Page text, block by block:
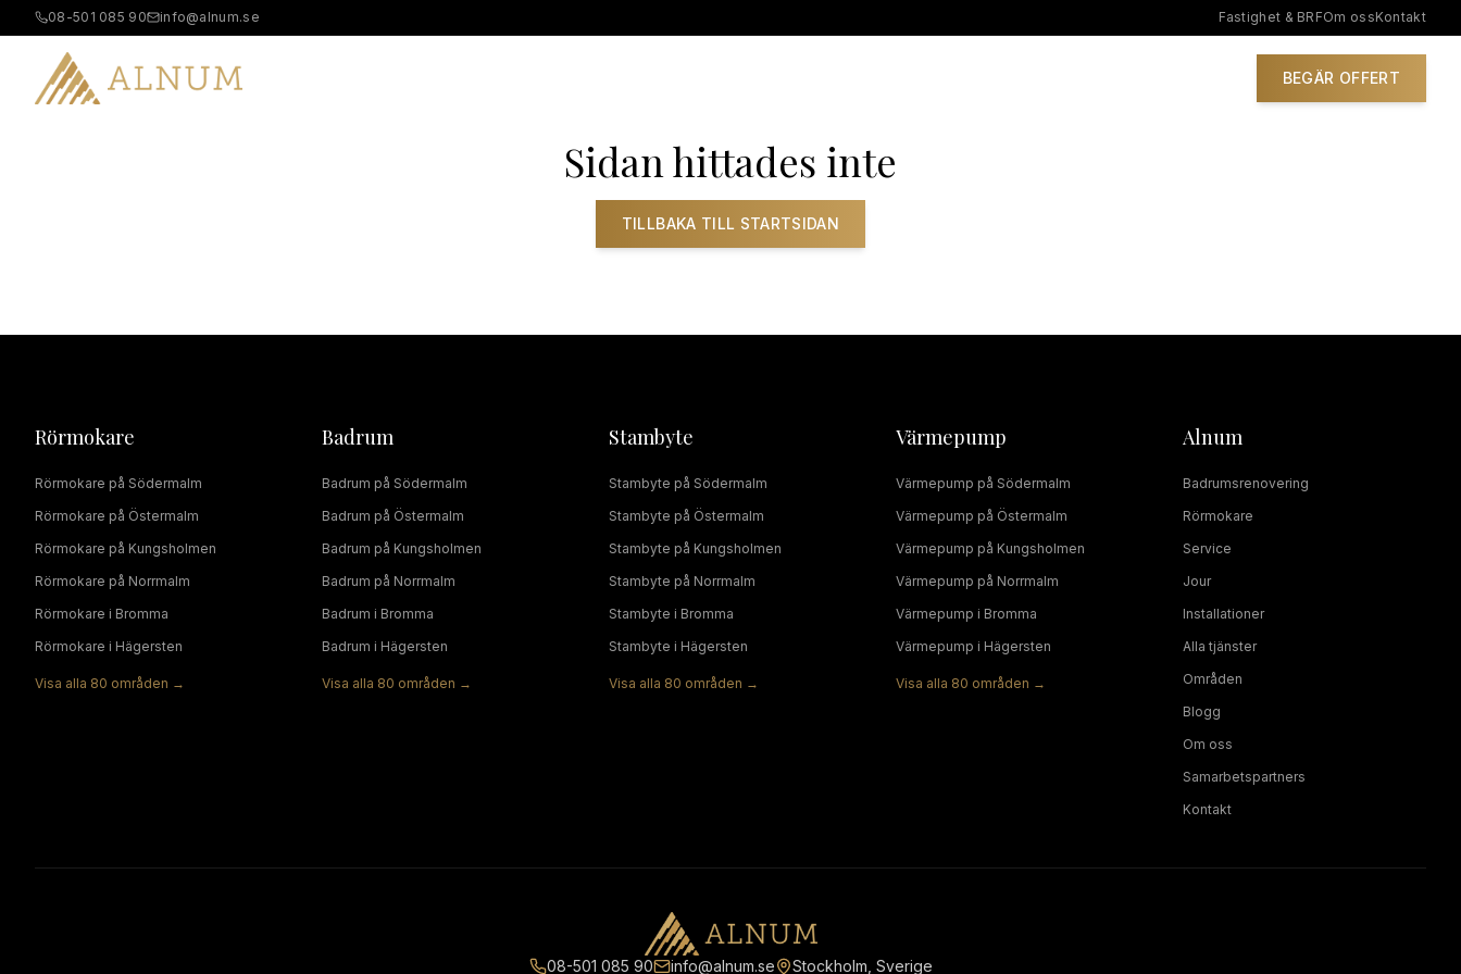
08-501 085 90 info@alnum.se Fastighet & BRFOm ossKontakt
BEGÄR OFFERT
Sidan hittades inte
TILLBAKA TILL STARTSIDAN
Rörmokare
Rörmokare på Södermalm
Rörmokare på Östermalm
Rörmokare på Kungsholmen
Rörmokare på Norrmalm
Rörmokare i Bromma
Rörmokare i Hägersten
Visa alla 80 områden →
Badrum
Badrum på Södermalm
Badrum på Östermalm
Badrum på Kungsholmen
Badrum på Norrmalm
Badrum i Bromma
Badrum i Hägersten
Visa alla 80 områden →
Stambyte
Stambyte på Södermalm
Stambyte på Östermalm
Stambyte på Kungsholmen
Stambyte på Norrmalm
Stambyte i Bromma
Stambyte i Hägersten
Visa alla 80 områden →
Värmepump
Värmepump på Södermalm
Värmepump på Östermalm
Värmepump på Kungsholmen
Värmepump på Norrmalm
Värmepump i Bromma
Värmepump i Hägersten
Visa alla 80 områden →
Alnum
Badrumsrenovering
Rörmokare
Service
Jour
Installationer
Alla tjänster
Områden
Blogg
Om oss
Samarbetspartners
Kontakt
08-501 085 90 info@alnum.se Stockholm, Sverige